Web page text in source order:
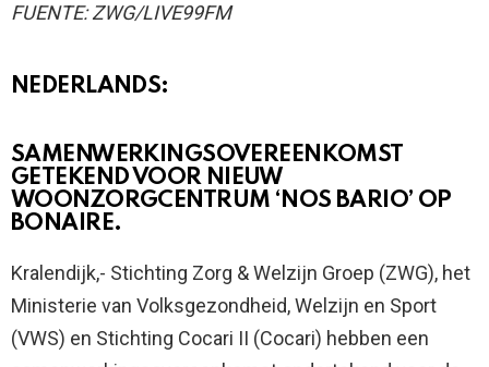
FUENTE: ZWG/LIVE99FM
NEDERLANDS:
SAMENWERKINGSOVEREENKOMST
GETEKEND VOOR NIEUW
WOONZORGCENTRUM ‘NOS BARIO’ OP
BONAIRE.
Kralendijk,- Stichting Zorg & Welzijn Groep (ZWG), het
Ministerie van Volksgezondheid, Welzijn en Sport
(VWS) en Stichting Cocari II (Cocari) hebben een